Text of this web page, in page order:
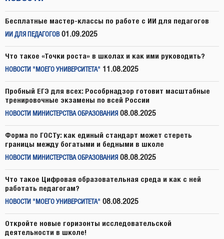
Бесплатные мастер-классы по работе с ИИ для педагогов
ИИ ДЛЯ ПЕДАГОГОВ 01.09.2025
Что такое «Точки роста» в школах и как ими руководить?
НОВОСТИ "МОЕГО УНИВЕРСИТЕТА" 11.08.2025
Пробный ЕГЭ для всех: Рособрнадзор готовит масштабные
тренировочные экзамены по всей России
НОВОСТИ МИНИСТЕРСТВА ОБРАЗОВАНИЯ 08.08.2025
Форма по ГОСТу: как единый стандарт может стереть
границы между богатыми и бедными в школе
НОВОСТИ МИНИСТЕРСТВА ОБРАЗОВАНИЯ 08.08.2025
Что такое Цифровая образовательная среда и как с ней
работать педагогам?
НОВОСТИ "МОЕГО УНИВЕРСИТЕТА" 08.08.2025
Откройте новые горизонты исследовательской
деятельности в школе!